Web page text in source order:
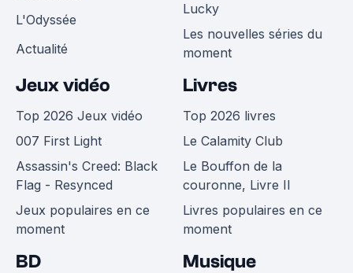
L'Odyssée
Actualité
Lucky
Les nouvelles séries du
moment
Jeux vidéo
Top 2026 Jeux vidéo
007 First Light
Assassin's Creed: Black
Flag - Resynced
Jeux populaires en ce
moment
Livres
Top 2026 livres
Le Calamity Club
Le Bouffon de la
couronne, Livre II
Livres populaires en ce
moment
BD Musique